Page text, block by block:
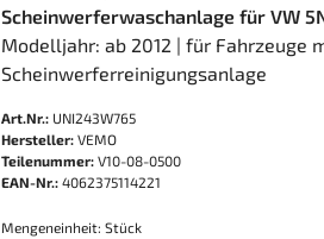
Scheinwerferwaschanlage für VW
Modelljahr: ab 2012 | für Fahrzeuge
Scheinwerferreinigungsanlage
Art.Nr.: UNI243W765
Hersteller: VEMO
Teilenummer: V10-08-0500
EAN-Nr.: 4062375114221
Mengeneinheit: Stück